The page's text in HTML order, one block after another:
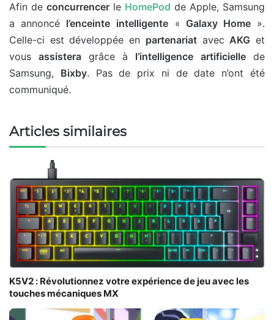
Afin de concurrencer le HomePod de Apple, Samsung
a annoncé l’enceinte intelligente « Galaxy Home».
Celle-ci est développée en partenariatavecAKG et
vous assistera grâce à l’intelligence artificielle de
Samsung, Bixby. Pas de prix ni de date n’ont été
communiqué.
Articles similaires
K5V2 : Révolutionnez votre expérience de jeu avec les
touches mécaniques MX